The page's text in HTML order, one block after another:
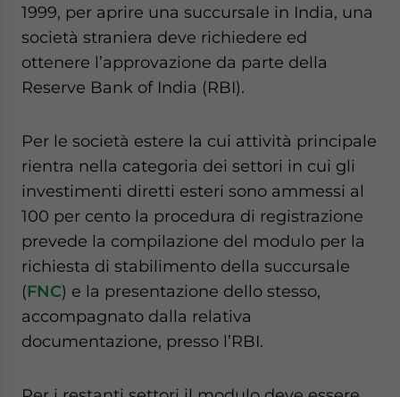
1999, per aprire una succursale in India, una
società straniera deve richiedere ed
ottenere l’approvazione da parte della
Reserve Bank of India (RBI).
Per le società estere la cui attività principale
rientra nella categoria dei settori in cui gli
investimenti diretti esteri sono ammessi al
100 per cento la procedura di registrazione
prevede la compilazione del modulo per la
richiesta di stabilimento della succursale
(FNC) e la presentazione dello stesso,
accompagnato dalla relativa
documentazione, presso l’RBI.